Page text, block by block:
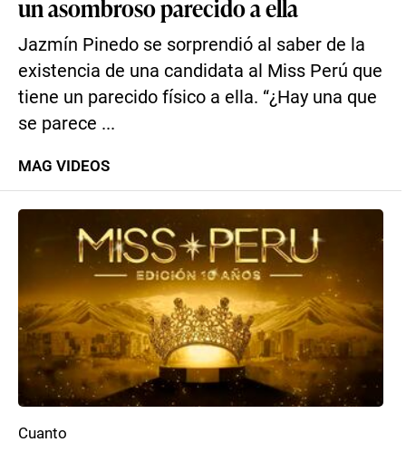
un asombroso parecido a ella
Jazmín Pinedo se sorprendió al saber de la
existencia de una candidata al Miss Perú que
tiene un parecido físico a ella. “¿Hay una que
se parece ...
MAG VIDEOS
Cuanto